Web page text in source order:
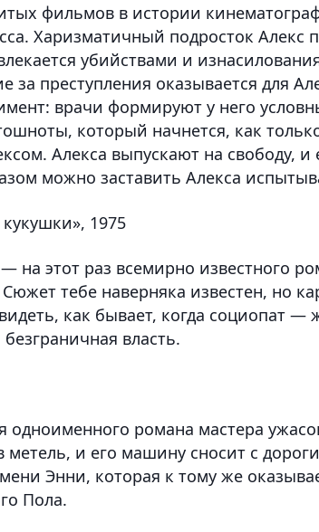
фильмов в истории
Харизматичный подросток Алекс
убийствами и
за преступления оказывается для
врачи формируют у него
который начнется, как
Алекса выпускают на свободу,
можно заставить Алекса
1975
на этот раз всемирно известного
тебе наверняка известен, но
как бывает, когда социопат —
власть.
одноименного романа мастера
и его машину сносит с
Энни, которая к тому же
Пола.